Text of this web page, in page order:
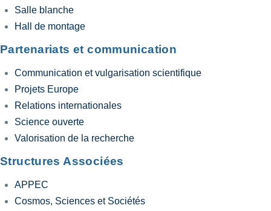
Salle blanche
Hall de montage
Partenariats et communication
Communication et vulgarisation scientifique
Projets Europe
Relations internationales
Science ouverte
Valorisation de la recherche
Structures Associées
APPEC
Cosmos, Sciences et Sociétés